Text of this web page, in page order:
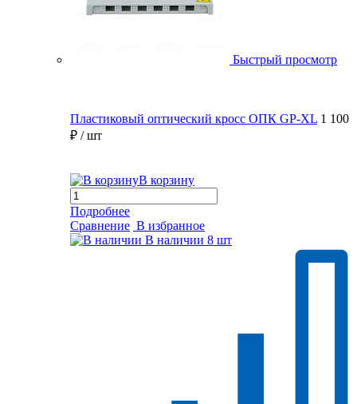
Быстрый просмотр
Пластиковый оптический кросс ОПК GP-XL 1 100
₽ / шт
В корзину
Подробнее
Сравнение В избранное
В наличии 8 шт